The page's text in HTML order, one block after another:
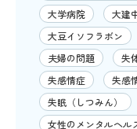
大学病院
大建
大豆イソフラボン
夫婦の問題
失
失感情症
失感
失眠（しつみん）
女性のメンタルヘル